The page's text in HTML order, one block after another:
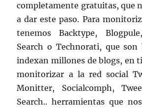
completamente gratuitas, que
a dar este paso. Para
tenemos Backtype,
Search o Technorati, que son
indexan millones de blogs, en
monitorizar a la red social
Monitter, Socialcomph,
Search.. herramientas que